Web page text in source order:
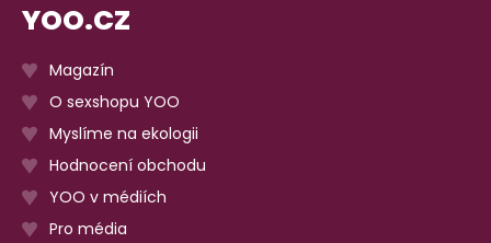
YOO.CZ
Magazín
O sexshopu YOO
Myslíme na ekologii
Hodnocení obchodu
YOO v médiích
Pro média